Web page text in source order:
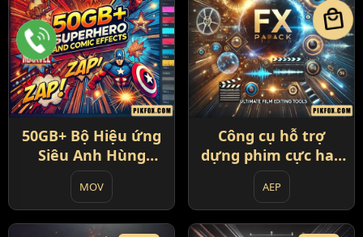
50GB+ Bộ Hiệu ứng
Siêu Anh Hùng
Marvel và Comic
MOV
Công cụ hỗ trợ
dựng phim cực hay
- The Biggest FX
Pack in the World
AEP
local_mall